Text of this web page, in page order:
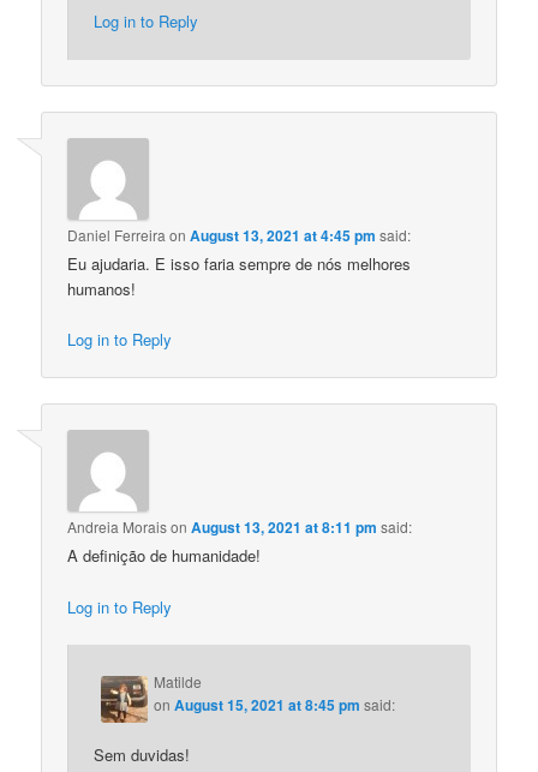
Log in to Reply
Daniel Ferreira onAugust 13, 2021 at 4:45 pm said:
Eu ajudaria. E isso faria sempre de nós melhores
humanos!
Log in to Reply
Andreia MoraisonAugust 13, 2021 at 8:11 pm said:
A definição de humanidade!
Log in to Reply
Matilde
onAugust 15, 2021 at 8:45 pm said:
Sem duvidas!